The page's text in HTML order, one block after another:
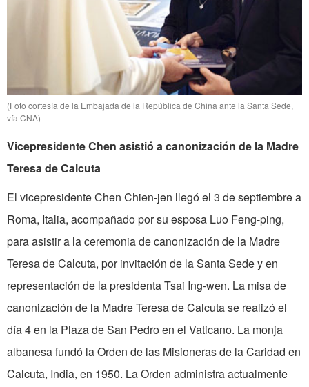
(Foto cortesía de la Embajada de la República de China ante la Santa Sede,
vía CNA)
Vicepresidente Chen asistió a canonización de la Madre
Teresa de Calcuta
El vicepresidente Chen Chien-jen llegó el 3 de septiembre a
Roma, Italia, acompañado por su esposa Luo Feng-ping,
para asistir a la ceremonia de canonización de la Madre
Teresa de Calcuta, por invitación de la Santa Sede y en
representación de la presidenta Tsai Ing-wen. La misa de
canonización de la Madre Teresa de Calcuta se realizó el
día 4 en la Plaza de San Pedro en el Vaticano. La monja
albanesa fundó la Orden de las Misioneras de la Caridad en
Calcuta, India, en 1950. La Orden administra actualmente